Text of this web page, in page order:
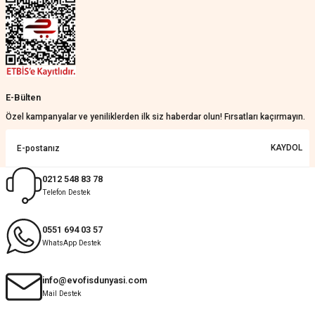
Çok ilgililerdi
Merve Özen | 17/07/2026
KeRiM BeRBeR | 16/07/2026
Sorunsuz ve güvenilir
Muhammed Adsiz | 14/07/2026
Kolay
G... K... | 14/07/2026
E-Bülten
Özel kampanyalar ve yeniliklerden ilk siz haberdar olun! Fırsatları kaçırmayın.
KAYDOL
0212 548 83 78
Telefon Destek
0551 694 03 57
WhatsApp Destek
info@evofisdunyasi.com
Mail Destek